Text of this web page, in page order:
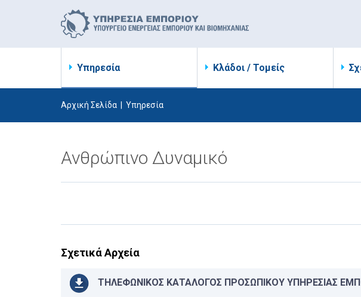
Υπηρεσία Κλάδοι / Τομείς
Αρχική Σελίδα Υπηρεσία
Ανθρώπινο Δυναμικό
Σχετικά Αρχεία
ΤΗΛΕΦΩΝΙΚΟΣ ΚΑΤΑΛΟΓΟΣ ΠΡΟΣΩΠΙΚΟΥ ΥΠΗΡΕΣΙΑΣ